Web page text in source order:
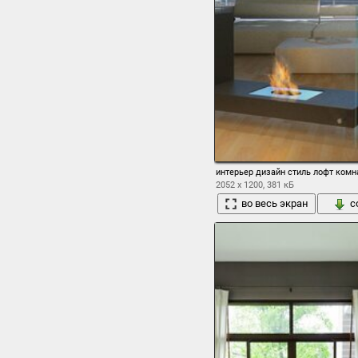
интерьер дизайн стиль лофт
2052 x 1200, 381 кБ
во весь экран